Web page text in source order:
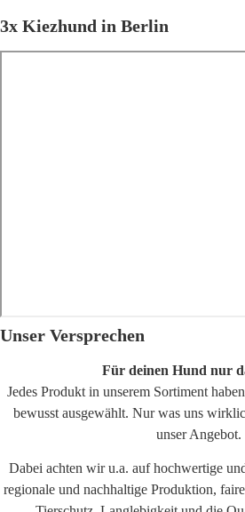
3x Kiezhund in Berlin
Unser Versprechen
Für deinen Hund nur
Jedes Produkt in unserem Sortiment
bewusst ausgewählt. Nur was uns
unser Angebot.
Dabei achten wir u.a. auf hochwertige
regionale und nachhaltige Produktion,